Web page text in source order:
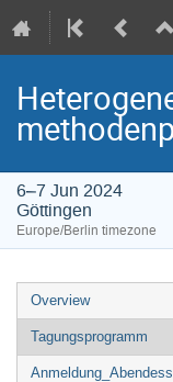
6–7 Jun 2024
Göttingen
Europe/Berlin timezone
Event
menu
Overview
Tagungsprogramm